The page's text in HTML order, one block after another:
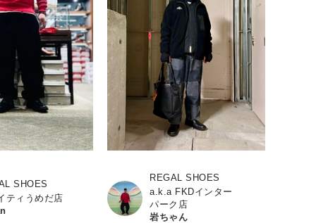
SHOES
ティうめだ店
REGAL SHOES
a.k.a FKDインター
パーク店
岩ちゃん